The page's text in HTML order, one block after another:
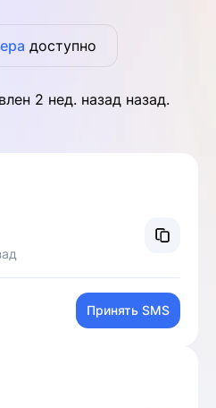
доступно
2 нед. назадназад.
Принять SMS